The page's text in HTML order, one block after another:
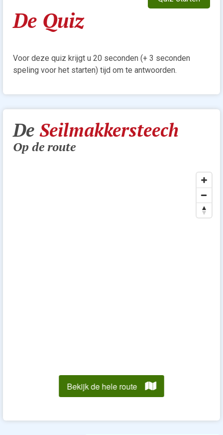
De Quiz
Voor deze quiz krijgt u 20 seconden (+ 3 seconden
speling voor het starten) tijd om te antwoorden.
De Seilmakkersteech
Op de route